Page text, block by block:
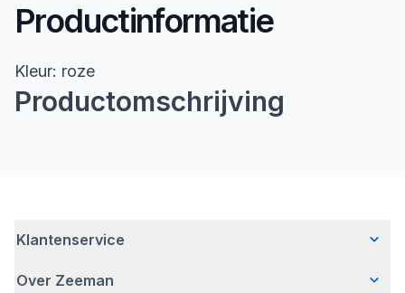
Productinformatie
Kleur: roze
Productomschrijving
Klantenservice
Veelgestelde vragen
Over Zeeman